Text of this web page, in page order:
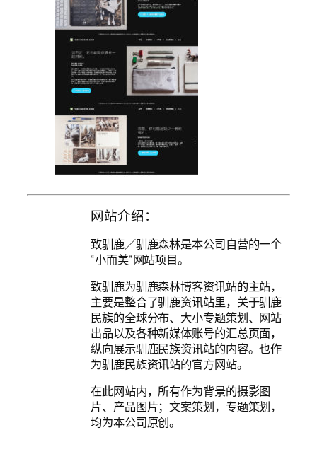
网站介绍：
致驯鹿／驯鹿森林是本公司自营的一个
“小而美”网站项目。
致驯鹿为驯鹿森林博客资讯站的主站，
主要是整合了驯鹿资讯站里，关于驯鹿
民族的全球分布、大小专题策划、网站
出品以及各种新媒体账号的汇总页面，
纵向展示驯鹿民族资讯站的内容。也作
为驯鹿民族资讯站的官方网站。
在此网站内，所有作为背景的摄影图
片、产品图片；文案策划，专题策划，
均为本公司原创。